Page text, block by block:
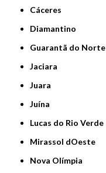
Cáceres
Diamantino
Guarantã do Norte
Jaciara
Juara
Juína
Lucas do Rio Verde
Mirassol dOeste
Nova Olímpia